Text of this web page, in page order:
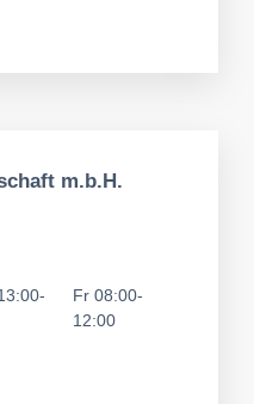
m.b.H.
Fr 08:00-
12:00